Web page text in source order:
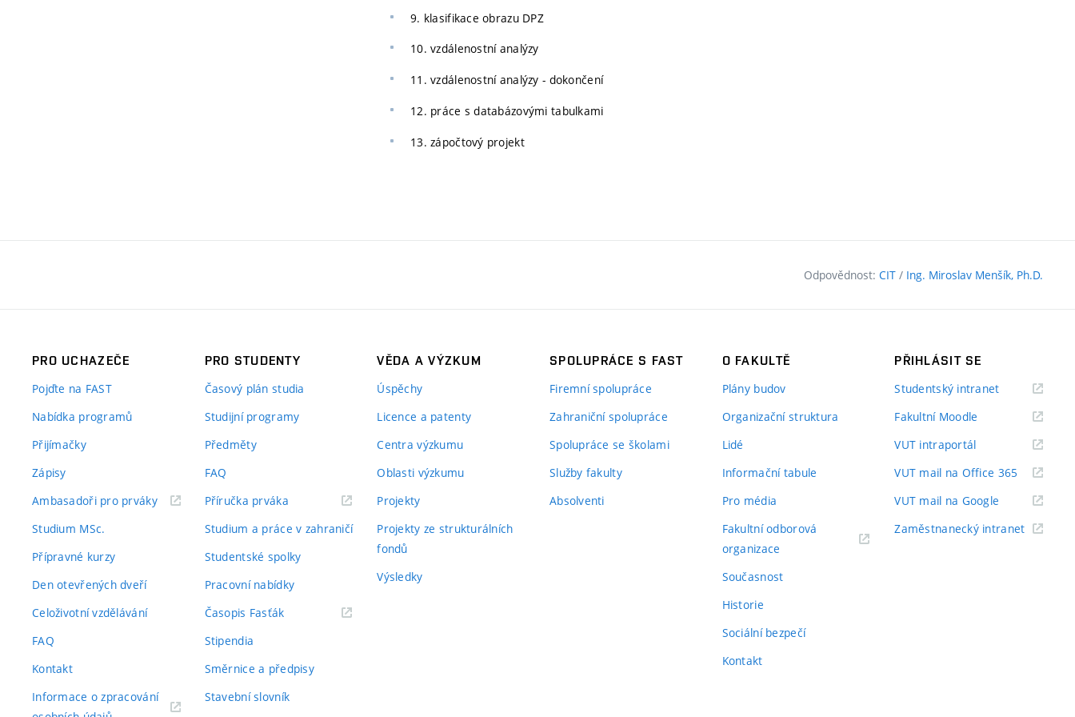
9. klasifikace obrazu DPZ
10. vzdálenostní analýzy
11. vzdálenostní analýzy - dokončení
12. práce s databázovými tabulkami
13. zápočtový projekt
Odpovědnost: CIT / Ing. Miroslav Menšík, Ph.D.
PRO UCHAZEČE
Pojďte na FAST
Nabídka programů
Přijímačky
Zápisy
Ambasadoři pro prváky(externí
Studium MSc.
Přípravné kurzy
Den otevřených dveří
Celoživotní vzdělávání
FAQ
Kontakt
Informace o zpracování
PRO STUDENTY
Časový plán studia
Studijní programy
Předměty
FAQ
Příručka prváka(externí
Studium a práce v zahraničí
Studentské spolky
Pracovní nabídky
Časopis Fasťák(externí
Stipendia
Směrnice a předpisy
Stavební slovník
VĚDA A VÝZKUM
Úspěchy
Licence a patenty
Centra výzkumu
Oblasti výzkumu
Projekty
Projekty ze strukturálních
fondů
Výsledky
SPOLUPRÁCE S FAST
Firemní spolupráce
Zahraniční spolupráce
Spolupráce se školami
Služby fakulty
Absolventi
O FAKULTĚ
Plány budov
Organizační struktura
Lidé
Informační tabule
Pro média
Fakultní odborová
organizace
Současnost
Historie
Sociální bezpečí
Kontakt
PŘIHLÁSIT SE
Studentský intranet(externí
Fakultní Moodle
VUT intraportál(externí
VUT mail na Office 365 (externí
odkaz)
VUT mail na Google (externí
Zaměstnanecký intranet(externí